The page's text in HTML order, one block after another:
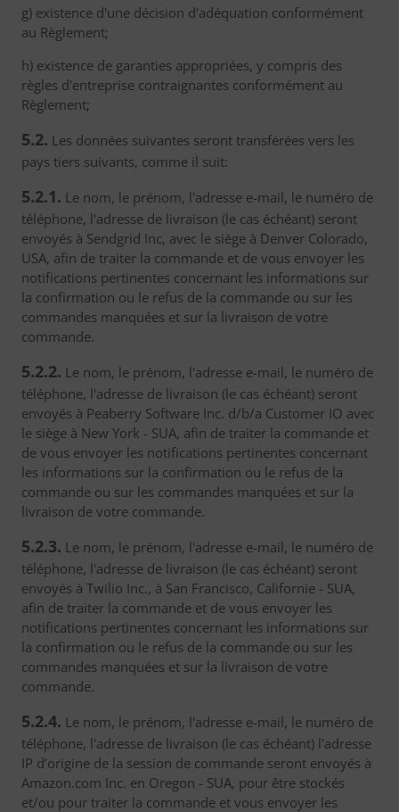
g) existence d'une décision d'adéquation conformément
au Règlement;
h) existence de garanties appropriées, y compris des
règles d'entreprise contraignantes conformément au
Règlement;
5.2. Les données suivantes seront transférées vers les
pays tiers suivants, comme il suit:
5.2.1. Le nom, le prénom, l'adresse e-mail, le numéro de
téléphone, l'adresse de livraison (le cas échéant) seront
envoyés à Sendgrid Inc, avec le siège à Denver Colorado,
USA, afin de traiter la commande et de vous envoyer les
notifications pertinentes concernant les informations sur
la confirmation ou le refus de la commande ou sur les
commandes manquées et sur la livraison de votre
commande.
5.2.2. Le nom, le prénom, l'adresse e-mail, le numéro de
téléphone, l'adresse de livraison (le cas échéant) seront
envoyés à Peaberry Software Inc. d/b/a Customer IO avec
le siège à New York - SUA, afin de traiter la commande et
de vous envoyer les notifications pertinentes concernant
les informations sur la confirmation ou le refus de la
commande ou sur les commandes manquées et sur la
livraison de votre commande.
5.2.3. Le nom, le prénom, l'adresse e-mail, le numéro de
téléphone, l'adresse de livraison (le cas échéant) seront
envoyés à Twilio Inc., à San Francisco, Californie - SUA,
afin de traiter la commande et de vous envoyer les
notifications pertinentes concernant les informations sur
la confirmation ou le refus de la commande ou sur les
commandes manquées et sur la livraison de votre
commande.
5.2.4. Le nom, le prénom, l'adresse e-mail, le numéro de
téléphone, l'adresse de livraison (le cas échéant) l'adresse
IP d’origine de la session de commande seront envoyés à
Amazon.com Inc. en Oregon - SUA, pour être stockés
et/ou pour traiter la commande et vous envoyer les